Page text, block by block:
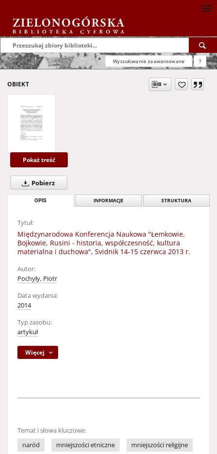
Wyszukiwanie zaawansowane ?
OBIEKT
Pokaż treść
Pobierz
OPIS INFORMACJE STRUKTURA
Tytuł:
Międzynarodowa Konferencja Naukowa "Łemkowie,
Bojkowie, Rusini - historia, współczesność, kultura
materialna i duchowa", Svidnik 14-15 czerwca 2013 r.
Autor:
Pochyły, Piotr
Data wydania:
2014
Typ zasobu:
artykuł
Więcej
Temat i słowa kluczowe:
naród
mniejszości etniczne
mniejszości religijne